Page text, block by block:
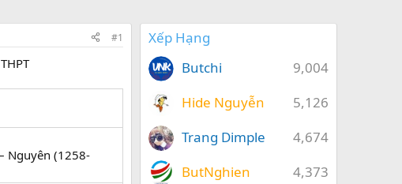
#1
Nguyên (1258-
Xếp Hạng
9,004
Butchi
5,126
Hide Nguyễn
4,674
Trang Dimple
4,373
ButNghien